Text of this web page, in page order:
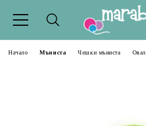
Начало Мъниста Чешки мъниста Овал